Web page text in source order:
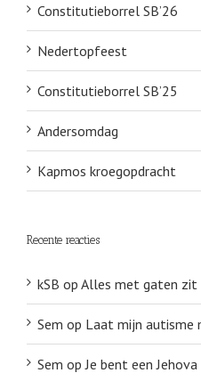
Constitutieborrel SB’26
Nedertopfeest
Constitutieborrel SB’25
Andersomdag
Kapmos kroegopdracht
Recente reacties
kSB op Alles met gaten zit
Sem op Laat mijn autisme
Sem opJe bent een